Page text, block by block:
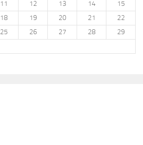
11 12 13 14
15
18 19 20 21
22
25 26 27 28
29